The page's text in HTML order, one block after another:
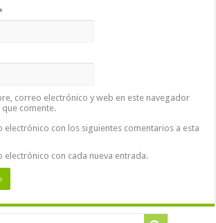
correo electrónico y web en este navegador
comente.
electrónico con los siguientes comentarios a esta
electrónico con cada nueva entrada.